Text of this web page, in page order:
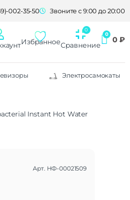
002-35-50 Звоните с 9:00 до 20:00
ИзбранноеСравнение
0 ₽
Электросамокаты
Instant Hot Water Dispenser
Арт. НФ-00021509